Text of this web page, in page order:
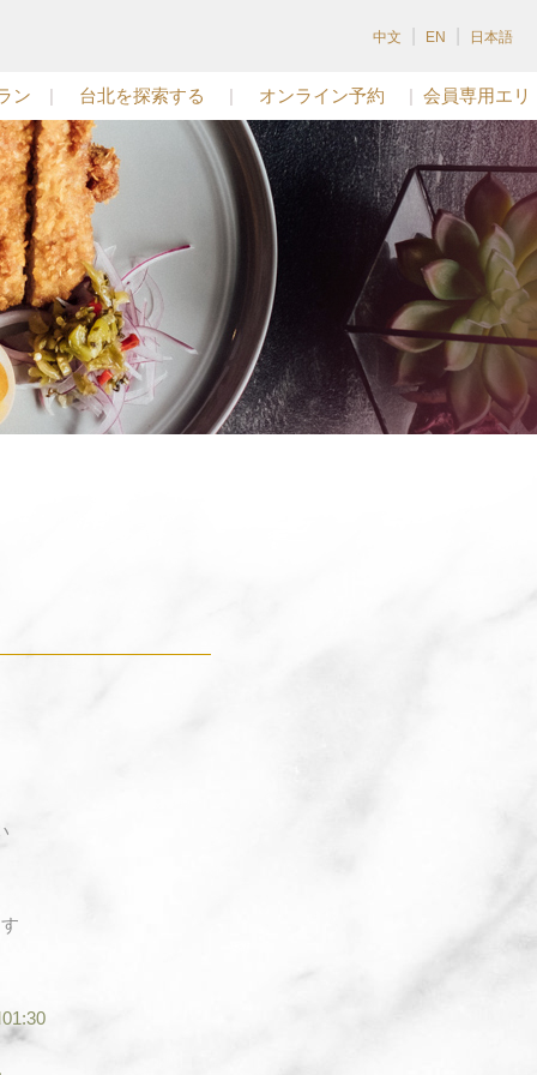
中文 EN 日本語
ン | 台北を探索する | オンライン予約 | 会員専用エリ
ア